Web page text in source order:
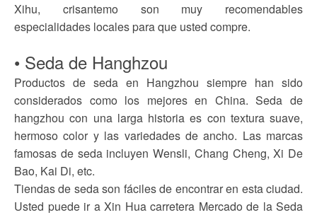
Xihu, crisantemo son muy recomendables
especialidades locales para que usted compre.
• Seda de Hanghzou
Productos de seda en Hangzhou siempre han sido
considerados como los mejores en China. Seda de
hangzhou con una larga historia es con textura suave,
hermoso color y las variedades de ancho. Las marcas
famosas de seda incluyen Wensli, Chang Cheng, Xi De
Bao, Kai Di, etc.
Tiendas de seda son fáciles de encontrar en esta ciudad.
Usted puede ir a Xin Hua carretera Mercado de la Seda